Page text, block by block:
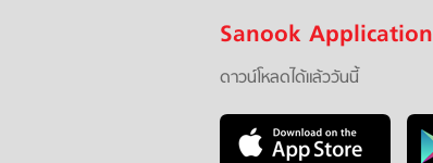
Sanook Application
ดาวน์โหลดได้แล้ววันนี้